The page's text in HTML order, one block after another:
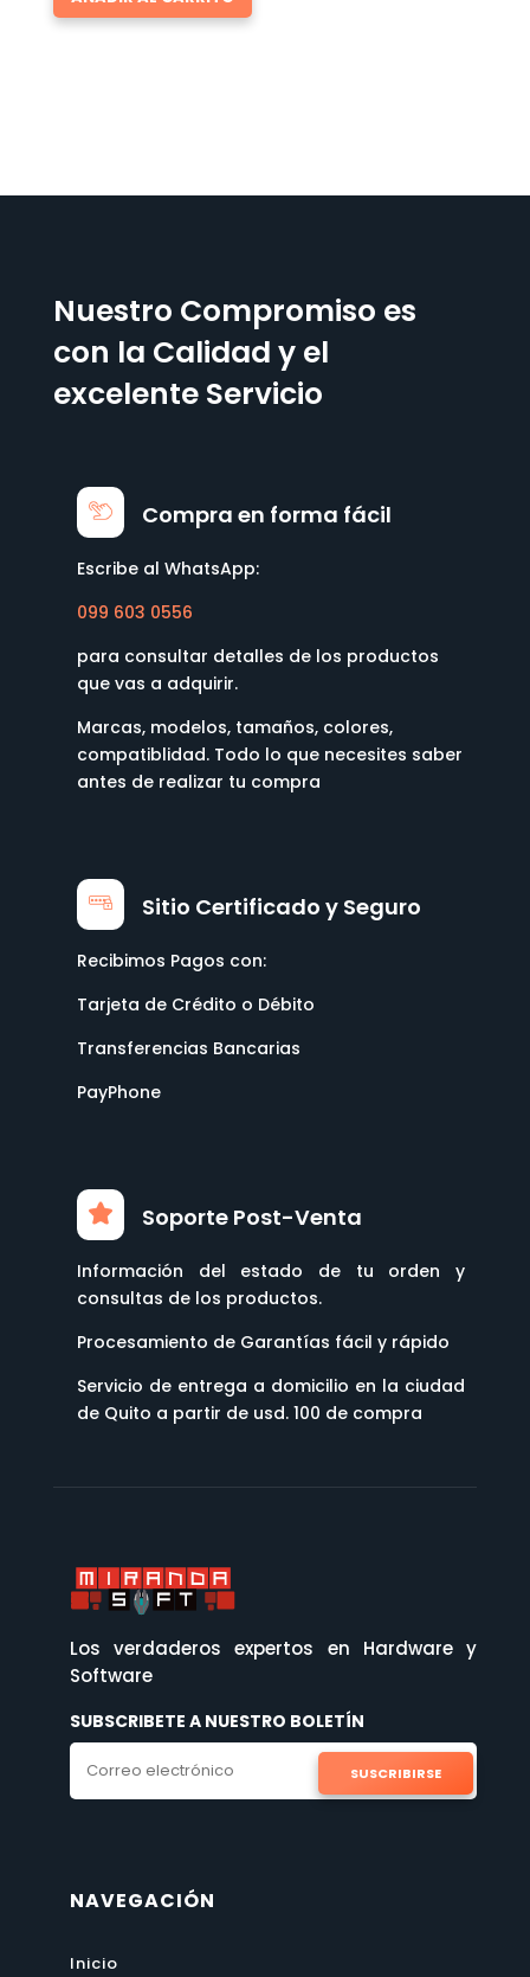
Nuestro Compromiso es
con la Calidad y el
excelente Servicio
Compra en forma fácil
Escribe al WhatsApp:
099 603 0556
para consultar detalles de los productos
que vas a adquirir.
Marcas, modelos, tamaños, colores,
compatiblidad. Todo lo que necesites saber
antes de realizar tu compra
Sitio Certificado y Seguro
Recibimos Pagos con:
Tarjeta de Crédito o Débito
Transferencias Bancarias
PayPhone
Soporte Post-Venta
Información del estado de tu orden y
consultas de los productos.
Procesamiento de Garantías fácil y rápido
Servicio de entrega a domicilio en la ciudad
de Quito a partir de usd. 100 de compra
Los verdaderos expertos en Hardware y
Software
SUBSCRIBETE A NUESTRO BOLETÍN
SUSCRIBIRSE
NAVEGACIÓN
Inicio